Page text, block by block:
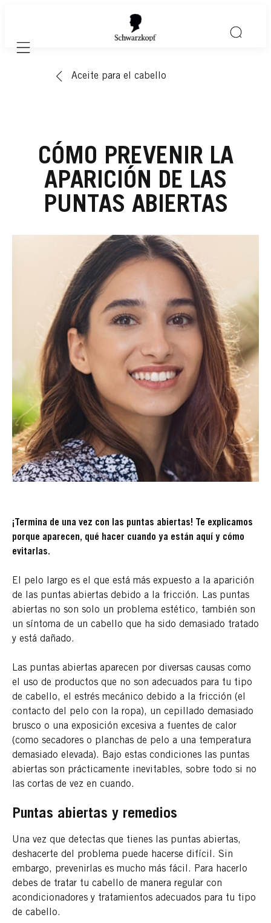
Mobile navigation
Aceite para el cabello
CÓMO PREVENIR LA
APARICIÓN DE LAS
PUNTAS ABIERTAS
¡Termina de una vez con las puntas abiertas! Te explicamos
porque aparecen, qué hacer cuando ya están aquí y cómo
evitarlas.
El pelo largo es el que está más expuesto a la aparición
de las puntas abiertas debido a la fricción. Las puntas
abiertas no son solo un problema estético, también son
un síntoma de un cabello que ha sido demasiado tratado
y está dañado.
Las puntas abiertas aparecen por diversas causas como
el uso de productos que no son adecuados para tu tipo
de cabello, el estrés mecánico debido a la fricción (el
contacto del pelo con la ropa), un cepillado demasiado
brusco o una exposición excesiva a fuentes de calor
(como secadores o planchas de pelo a una temperatura
demasiado elevada). Bajo estas condiciones las puntas
abiertas son prácticamente inevitables, sobre todo si no
las cortas de vez en cuando.
Puntas abiertas y remedios
Una vez que detectas que tienes las puntas abiertas,
deshacerte del problema puede hacerse difícil. Sin
embargo, prevenirlas es mucho más fácil. Para hacerlo
debes de tratar tu cabello de manera regular con
acondicionadores y tratamientos adecuados para tu tipo
de cabello.